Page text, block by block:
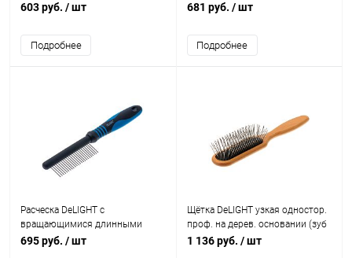
603 руб. / шт
Подробнее
681 руб. / шт
Подробнее
Расческа DeLIGHT c
вращающимися длинными
зубьями, 24 зуба, для особо
695 руб. / шт
Щётка DeLIGHT узкая одностор.
проф. на дерев. основании (зуб
2 см), для кошек и собак
1 136 руб. / шт